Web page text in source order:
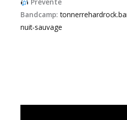
Prévente
Bandcamp:
nuit-sauvage